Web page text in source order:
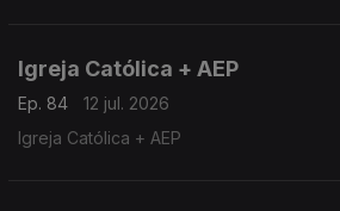
Igreja Católica + AEP
Ep. 84
12 jul. 2026
Igreja Católica + AEP